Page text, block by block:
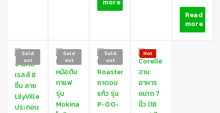
more
Read
more
Sold
out
Sold
out
Sold
out
Hot